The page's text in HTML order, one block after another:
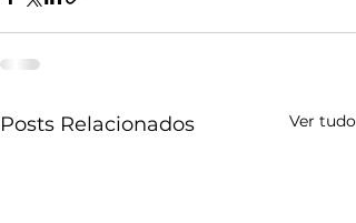
Posts Relacionados Ver tudo